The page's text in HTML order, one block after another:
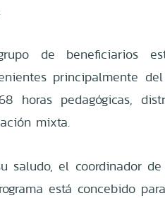
de beneficiarios
principalmente
horas pedagógicas,
mixta.
saludo, el coordinador de
está concebido